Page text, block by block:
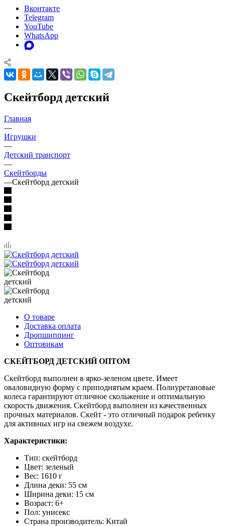
Вконтакте
Telegram
YouTube
WhatsApp
Скейтборд детский
Главная
—
Игрушки
—
Детский транспорт
—
Скейтборды
—Скейтборд детский
О товаре
Доставка оплата
Дропшиппинг
Оптовикам
СКЕЙТБОРД ДЕТСКИЙ ОПТОМ
Скейтборд выполнен в ярко-зеленом цвете. Имеет
оваловидную форму с приподнятым краем. Полиуретановые
колеса гарантируют отличное скольжение и оптимальную
скорость движения. Скейтборд выполнен из качественных
прочных материалов. Скейт - это отличный подарок ребенку
для активных игр на свежем воздухе.
Характеристики:
Тип: скейтборд
Цвет: зеленый
Вес: 1610 г
Длина деки: 55 см
Ширина деки: 15 см
Возраст: 6+
Пол: унисекс
Страна производитель: Китай